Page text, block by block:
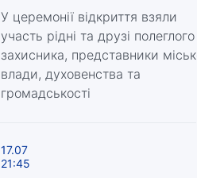
У церемонії відкриття взяли
участь рідні та друзі полеглого
захисника, представники
влади, духовенства та
громадськості
17.07
21:45